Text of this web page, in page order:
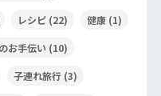
レシピ(22) 健康(1)
お手伝い(10)
子連れ旅行 (3)